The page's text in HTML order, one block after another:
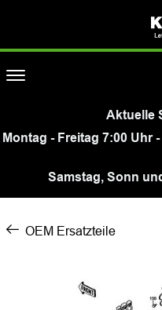
Aktuelle
Montag - Freitag 7:00 Uhr
Samstag, Sonn
OEM Ersatzteile